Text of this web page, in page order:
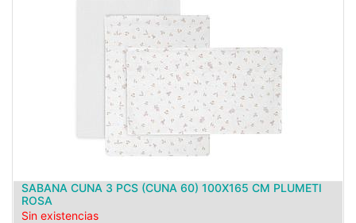
SABANA CUNA 3 PCS (CUNA 60) 100X165 CM PLUMETI
ROSA
Sin existencias